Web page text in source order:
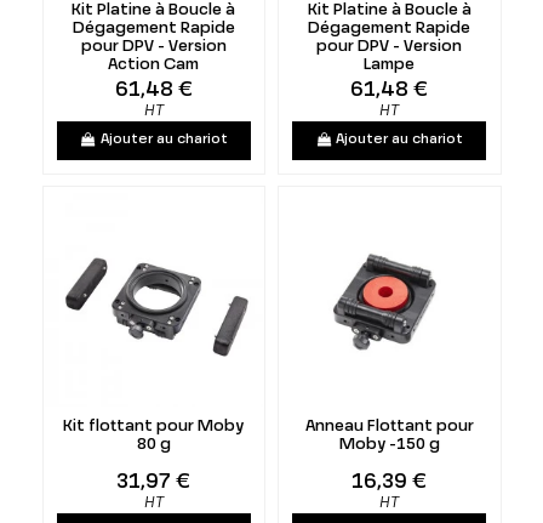
Kit Platine à Boucle à
Dégagement Rapide
pour DPV - Version
Action Cam
61,48 €
HT
Ajouter au chariot
Kit Platine à Boucle à
Dégagement Rapide
pour DPV - Version
Lampe
61,48 €
HT
Ajouter au chariot
Kit flottant pour Moby
80 g
31,97 €
HT
Anneau Flottant pour
Moby -150 g
16,39 €
HT